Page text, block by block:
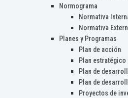
Normograma
Normativa
Normativa
Planes y Programas
Plan de acción
Plan estratégico
Plan de
Plan de
Proyectos de